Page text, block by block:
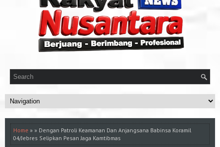
Home » » Dengan Patroli Keamanan Dan Anjangsana Babinsa Koramil
04/Jebres Selipkan Pesan Jaga Kamtibmas